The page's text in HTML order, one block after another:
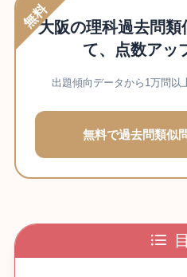
無料大阪の理科過去問
て、点数アッ
出題傾向データから1万問以
無料で過去問類似